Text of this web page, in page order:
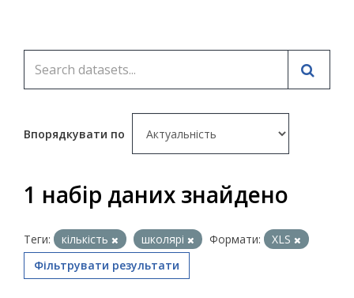
Впорядкувати по
1 набір даних знайдено
Теги: кількість школярі Формати:
XLS
Фільтрувати результати